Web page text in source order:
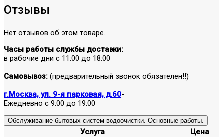
Отзывы
Нет отзывов об этом товаре.
Часы работы службы доставки:
в рабочие дни с 11:00 до 18:00
Самовывоз: (предварительный звонок обязателен!!)
г.Москва, ул. 9-я парковая, д.60-
Ежедневно с 9.00 до 19.00
Обслуживание бытовых систем водоочистки. Основные работы.
Услуга
Цена